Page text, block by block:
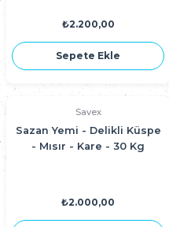
₺2.200,00
Sepete Ekle
Savex
Sazan Yemi - Delikli Küspe
- Mısır - Kare - 30 Kg
₺2.000,00